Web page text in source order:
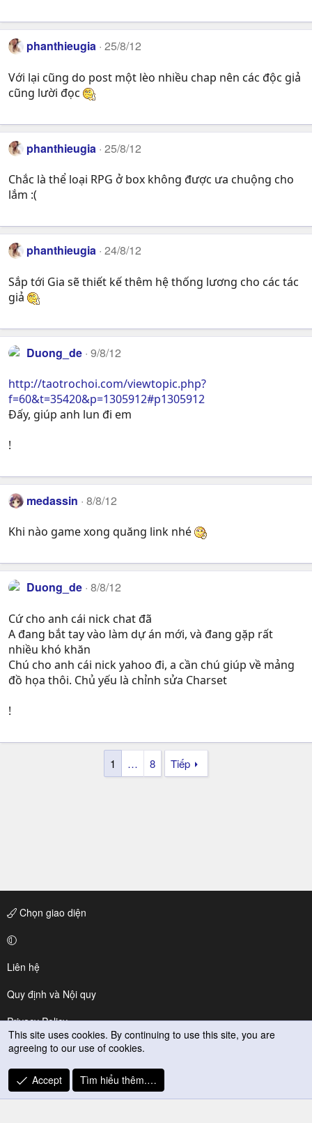
phanthieugia 25/8/12
Với lại cũng do post một lèo nhiều chap nên các độc giả
cũng lười đọc
phanthieugia 25/8/12
Chắc là thể loại RPG ở box không được ưa chuộng cho
lắm :(
phanthieugia 24/8/12
Sắp tới Gia sẽ thiết kế thêm hệ thống lương cho các tác
giả
Duong_de 9/8/12
http://taotrochoi.com/viewtopic.php?
f=60&t=35420&p=1305912#p1305912
Đấy, giúp anh lun đi em
!
medassin 8/8/12
Khi nào game xong quăng link nhé
Duong_de 8/8/12
Cứ cho anh cái nick chat đã
A đang bắt tay vào làm dự án mới, và đang gặp rất
nhiều khó khăn
Chú cho anh cái nick yahoo đi, a cần chú giúp về mảng
đồ họa thôi. Chủ yếu là chỉnh sửa Charset
!
1 … 8 Tiếp
Chọn giao diện
Liên hệ
Quy định và Nội quy
Privacy Policy
Trợ giúp
R
S
This site uses cookies. By continuing to use this site, you are
agreeing to our use of cookies.
Accept Tìm hiểu thêm.…